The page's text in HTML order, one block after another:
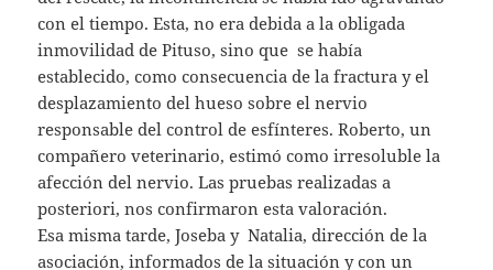
con el tiempo. Esta, no era debida a la obligada
inmovilidad de Pituso, sino que se había
establecido, como consecuencia de la fractura y el
desplazamiento del hueso sobre el nervio
responsable del control de esfínteres. Roberto, un
compañero veterinario, estimó como irresoluble la
afección del nervio. Las pruebas realizadas a
posteriori, nos confirmaron esta valoración.
Esa misma tarde, Joseba y Natalia, dirección de la
asociación, informados de la situación y con un